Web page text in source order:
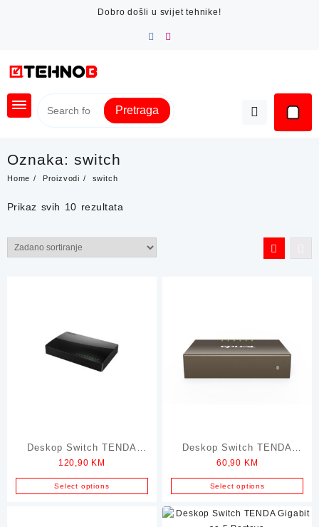
Dobro došli u svijet tehnike!
Pretraga
Oznaka: switch
Home Proizvodi switch
Prikaz svih 10 rezultata
Deskop Switch TENDA
Gigabit sa 10 Portova
100Mbps
120,90 KM
Select options
Deskop Switch TENDA
Gigabit sa 5 Portova
60,90 KM
Select options